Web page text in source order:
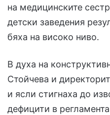
на медицинските
детски заведения
бяха на високо ниво.
В духа на
Стойчева и
и ясли стигнаха до
дефицити в